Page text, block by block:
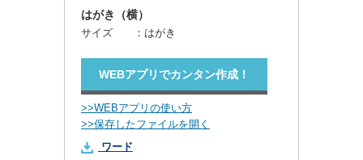
はがき（横）
サイズ ： はがき
WEBアプリでカンタン作成！
>>WEBアプリの使い方
>>保存したファイルを開く
ワード